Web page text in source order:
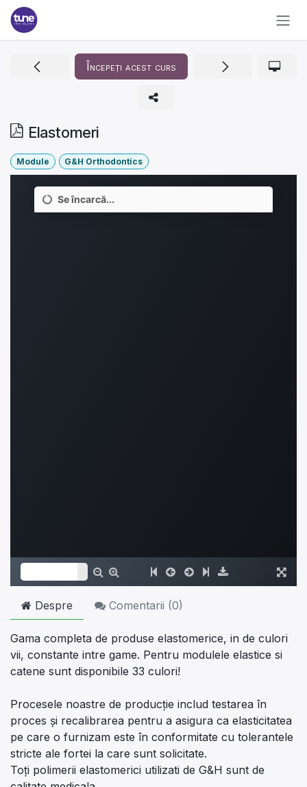
Sari la conținut
Elastomeri
Începeți acest curs
Module G&H Orthodontics
Despre Comentarii (0)
Gama completa de produse elastomerice, in de culori
vii, constante intre game. Pentru modulele elastice si
catene sunt disponibile 33 culori!
Procesele noastre de producție includ testarea în
proces și recalibrarea pentru a asigura ca elasticitatea
pe care o furnizam este în conformitate cu tolerantele
stricte ale fortei la care sunt solicitate.
Toți polimerii elastomerici utilizati de G&H sunt de